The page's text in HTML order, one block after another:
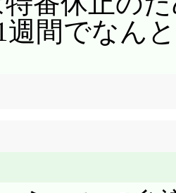
的な供給
いるけど
ている様
らそうい
ーを大量
う餓鬼道
ユが付い
できると
ないよう
で, 今, 戦場
打ち込まれ
……この時点
て, 動画も
の別人具
きにひたす
マあったん
いか。これ
えるか」
週間でなん